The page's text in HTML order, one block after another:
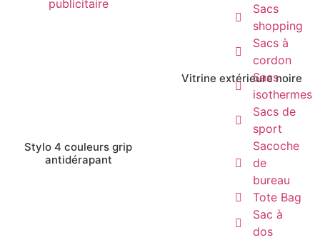
Sacs
shopping
Sacs à
cordon
Sacs
isothermes
Sacs de
sport
Sacoche
de
bureau
Tote Bag
Sac à
dos
Stylo 4 couleurs grip
antidérapant
Vitrine extérieure noire